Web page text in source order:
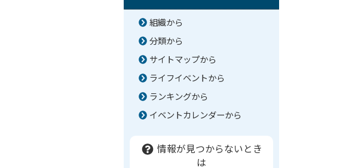
組織から
分類から
サイトマップから
ライフイベントから
ランキングから
イベントカレンダーから
情報が見つからないとき
は